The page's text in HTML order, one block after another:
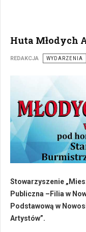
Huta Młodych
REDAKCJA WYDARZENIA
Stowarzyszenie
Publiczna –Filia w
Podstawową w
Artystów”.